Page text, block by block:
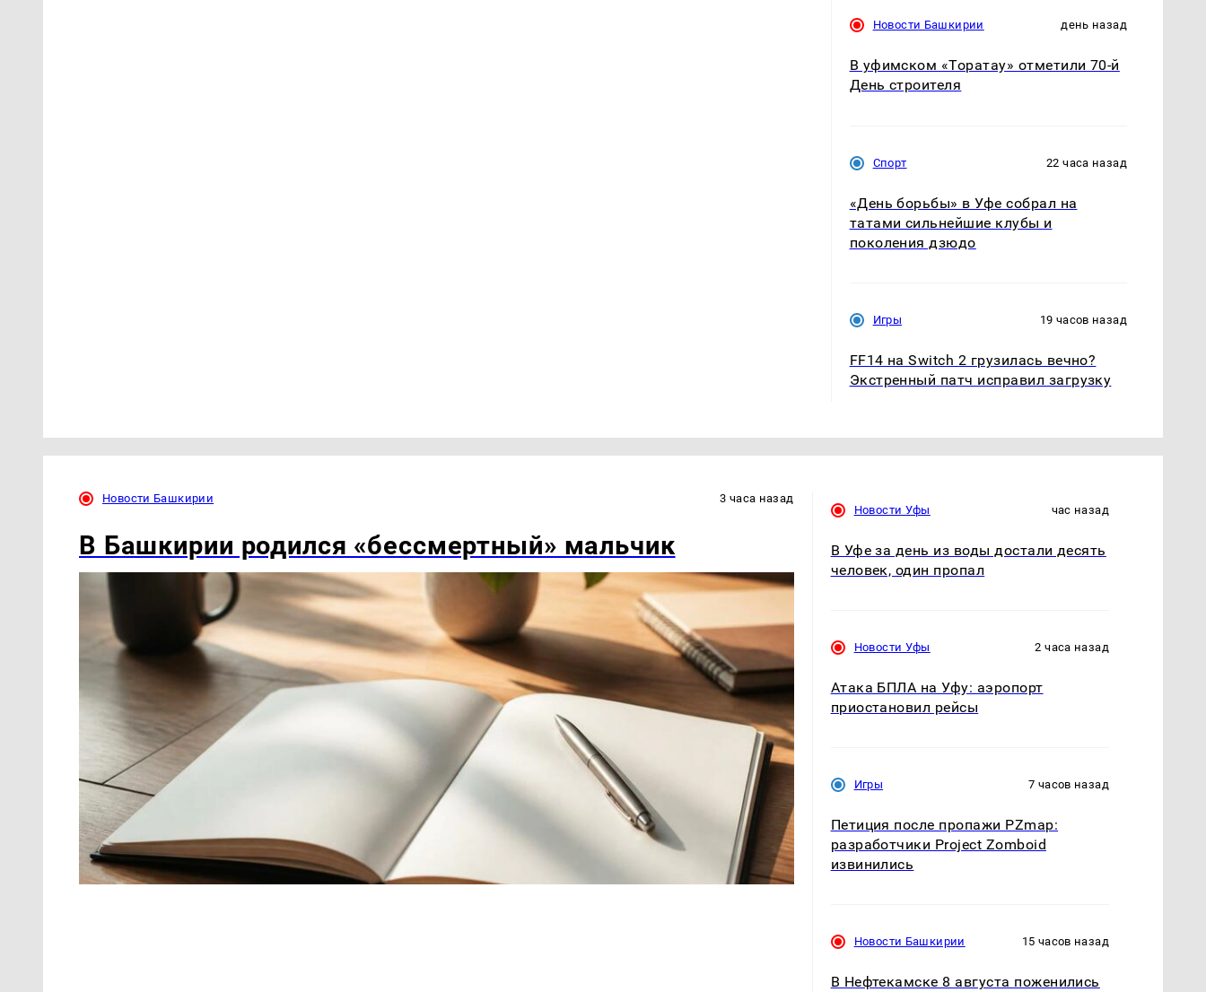
Новости Башкирии день назад
В уфимском «Торатау» отметили 70-й
День строителя
Спорт 22 часа назад
«День борьбы» в Уфе собрал на
татами сильнейшие клубы и
поколения дзюдо
Игры 19 часов назад
FF14 на Switch 2 грузилась вечно?
Экстренный патч исправил загрузку
Новости Башкирии 3 часа назад
В Башкирии родился «бессмертный» мальчик
Новости Уфы час назад
В Уфе за день из воды достали десять
человек, один пропал
Новости Уфы 2 часа назад
Атака БПЛА на Уфу: аэропорт
приостановил рейсы
Игры 7 часов назад
Петиция после пропажи PZmap:
разработчики Project Zomboid
извинились
Новости Башкирии 15 часов назад
В Нефтекамске 8 августа поженились